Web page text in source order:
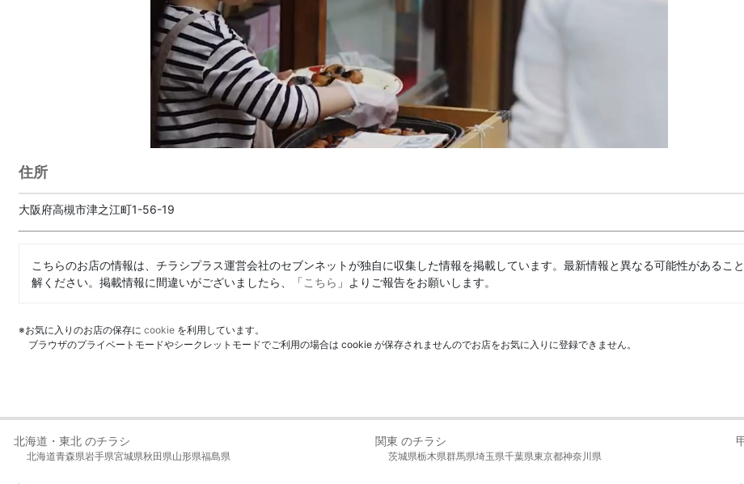
住所
大阪府高槻市津之江町1-56-19
こちらのお店の情報は、チラシプラス運営会社のセブンネットが独自に収集した情報を掲載しています。最新情報と異なる可能性があるこ
解ください。掲載情報に間違いがございましたら、「こちら 」よりご報告をお願いします。
※お気に入りのお店の保存に cookie を利用しています。
ブラウザのプライベートモードやシークレットモードでご利用の場合は cookie が保存されませんのでお店をお気に入りに登録できません。
北海道・東北 のチラシ
北海道青森県岩手県宮城県秋田県山形県福島県
関東 のチラシ
茨城県栃木県群馬県埼玉県千葉県東京都神奈川県